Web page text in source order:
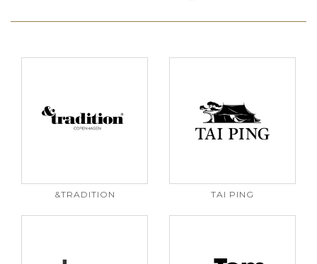
&TRADITION TAI PING